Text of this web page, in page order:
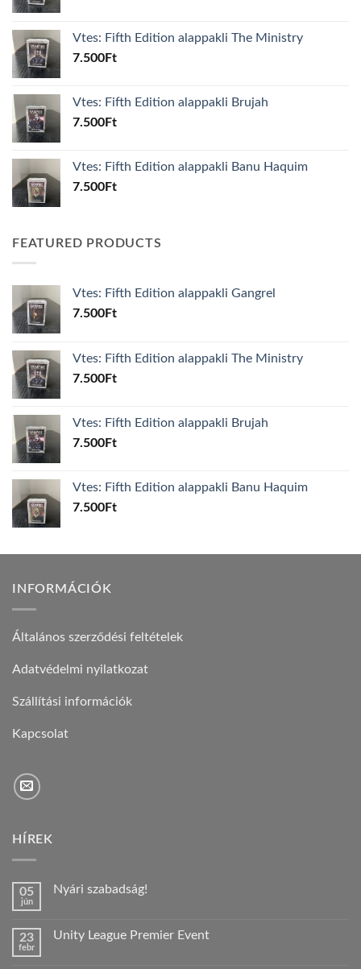
Vtes: Fifth Edition alappakli The Ministry
7.500Ft
Vtes: Fifth Edition alappakli Brujah
7.500Ft
Vtes: Fifth Edition alappakli Banu Haquim
7.500Ft
FEATURED PRODUCTS
Vtes: Fifth Edition alappakli Gangrel
7.500Ft
Vtes: Fifth Edition alappakli The Ministry
7.500Ft
Vtes: Fifth Edition alappakli Brujah
7.500Ft
Vtes: Fifth Edition alappakli Banu Haquim
7.500Ft
INFORMÁCIÓK
Általános szerződési feltételek
Adatvédelmi nyilatkozat
Szállítási információk
Kapcsolat
HÍREK
05
jún
Nyári szabadság!
Nyári
23
febr
Unity League Premier Event